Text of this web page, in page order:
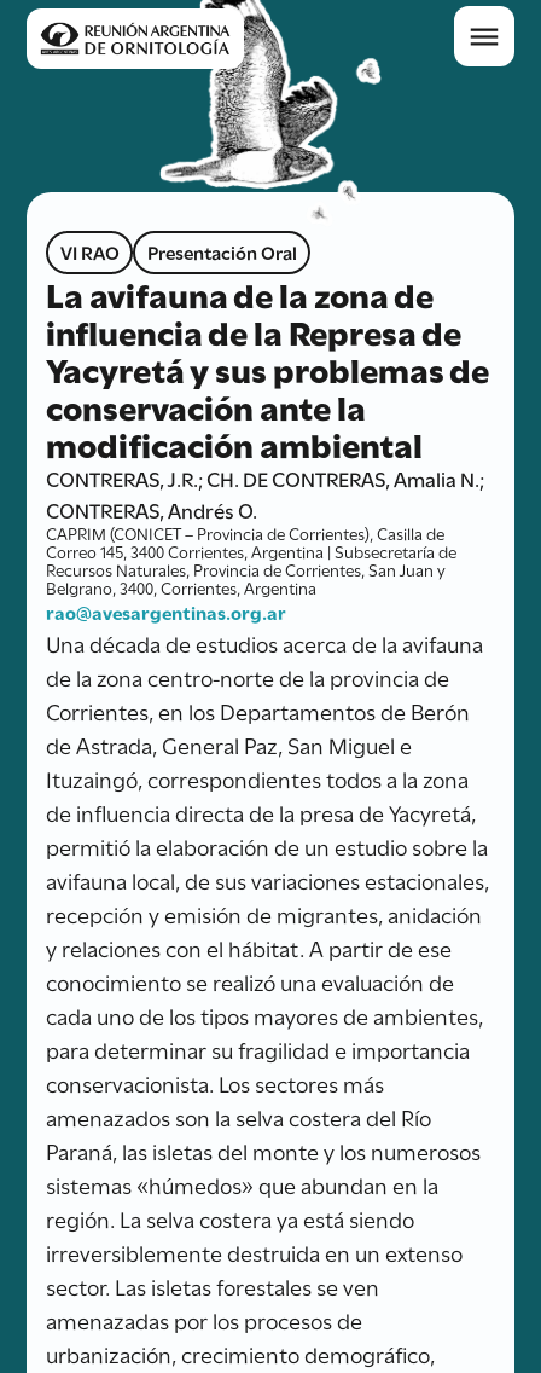
VI RAO Presentación Oral
La avifauna de la zona de
influencia de la Represa de
Yacyretá y sus problemas de
conservación ante la
modificación ambiental
CONTRERAS, J.R.; CH. DE CONTRERAS, Amalia N.;
CONTRERAS, Andrés O.
CAPRIM (CONICET – Provincia de Corrientes), Casilla de
Correo 145, 3400 Corrientes, Argentina | Subsecretaría de
Recursos Naturales, Provincia de Corrientes, San Juan y
Belgrano, 3400, Corrientes, Argentina
rao@avesargentinas.org.ar
Una década de estudios acerca de la avifauna
de la zona centro-norte de la provincia de
Corrientes, en los Departamentos de Berón
de Astrada, General Paz, San Miguel e
Ituzaingó, correspondientes todos a la zona
de influencia directa de la presa de Yacyretá,
permitió la elaboración de un estudio sobre la
avifauna local, de sus variaciones estacionales,
recepción y emisión de migrantes, anidación
y relaciones con el hábitat. A partir de ese
conocimiento se realizó una evaluación de
cada uno de los tipos mayores de ambientes,
para determinar su fragilidad e importancia
conservacionista. Los sectores más
amenazados son la selva costera del Río
Paraná, las isletas del monte y los numerosos
sistemas «húmedos» que abundan en la
región. La selva costera ya está siendo
irreversiblemente destruida en un extenso
sector. Las isletas forestales se ven
amenazadas por los procesos de
urbanización, crecimiento demográfico,